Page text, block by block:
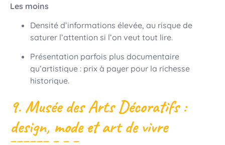
Les moins
Densité d’informations élevée, au risque de
saturer l’attention si l’on veut tout lire.
Présentation parfois plus documentaire
qu’artistique : prix à payer pour la richesse
historique.
9. Musée des Arts Décoratifs :
design, mode et art de vivre